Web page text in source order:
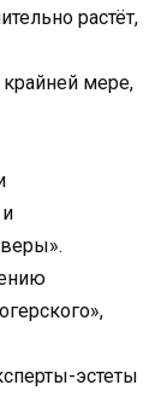
растёт,
мере,
эстеты